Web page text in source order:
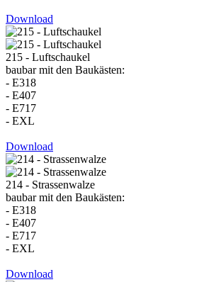
Download
215 - Luftschaukel
baubar mit den Baukästen:
- E318
- E407
- E717
- EXL
Download
214 - Strassenwalze
baubar mit den Baukästen:
- E318
- E407
- E717
- EXL
Download